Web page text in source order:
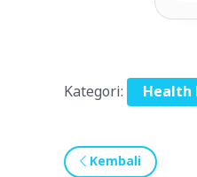
Kategori: Health
Kembali